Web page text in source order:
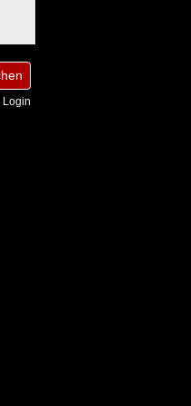
Login